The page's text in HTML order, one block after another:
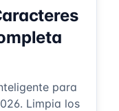
para
Limpia los